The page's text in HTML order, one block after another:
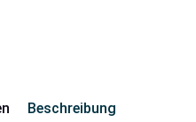
Beschreibung